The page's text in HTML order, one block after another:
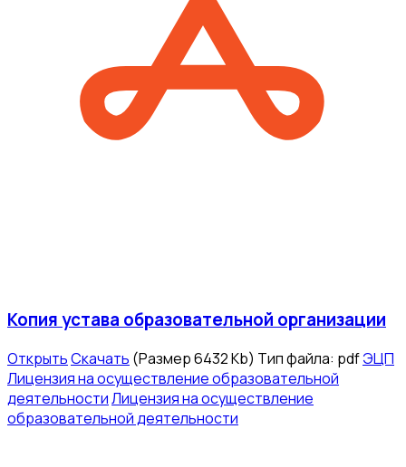
Копия устава образовательной организации
ОткрытьСкачать (Размер 6432 Kb) Тип файла: pdfЭЦП
Лицензия на осуществление образовательной
деятельностиЛицензия на осуществление
образовательной деятельности